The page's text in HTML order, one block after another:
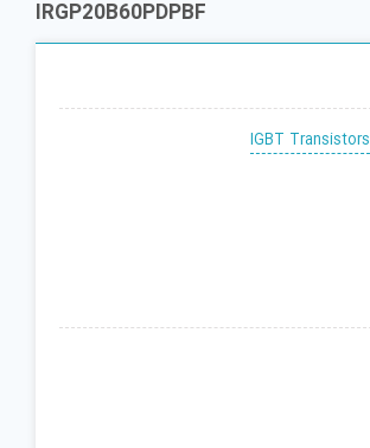
IRGP20B60PDPBF
IGBT Transistors